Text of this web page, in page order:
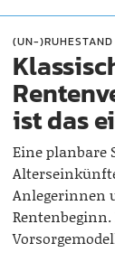
(UN-)RUHESTAND
ist das
Eine planbare
Anlegerinnen